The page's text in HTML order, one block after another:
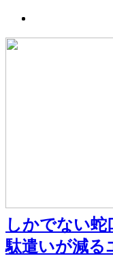
しかでない
駄遣いが減る